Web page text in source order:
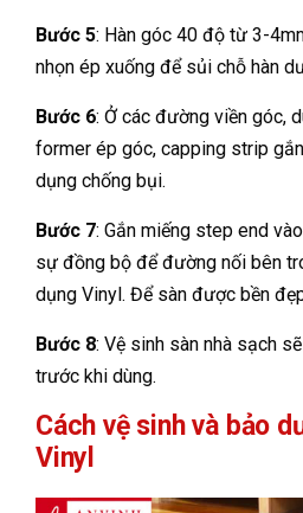
Bước 5: Hàn góc 40 độ từ 3-
nhọn ép xuống để sủi chỗ hàn
Bước 6: Ở các đường viền góc,
former ép góc, capping strip
dụng chống bụi.
Bước 7: Gắn miếng step end
sự đồng bộ để đường nối bên
dụng Vinyl. Để sàn được bền
Bước 8: Vệ sinh sàn nhà sạch
trước khi dùng.
Cách vệ sinh và bảo
Vinyl